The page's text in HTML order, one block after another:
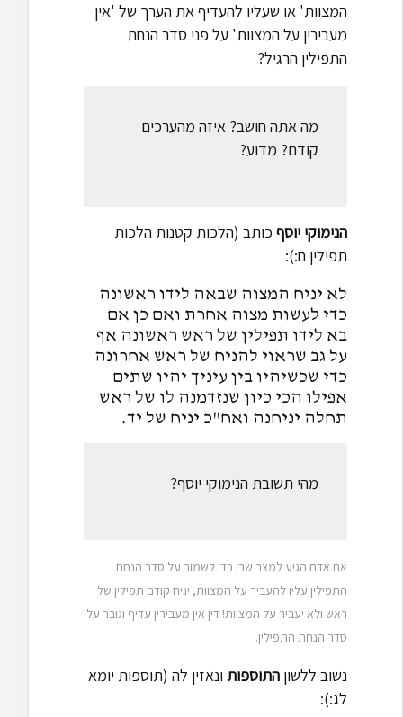
המצוות' או שעליו להעדיף את הערך של 'אין
מעבירין על המצוות' על פני סדר הנחת
התפילין הרגיל?
מה אתה חושב? איזה מהערכים
קודם? מדוע?
הנימוקי יוסף כותב (הלכות קטנות הלכות
תפילין ח:):
לא יניח המצוה שבאה לידו ראשונה
כדי לעשות מצוה אחרת ואם כן אם
בא לידו תפילין של ראש ראשונה אף
על גב שראוי להניח של ראש אחרונה
כדי שכשיהיו בין עיניך יהיו שתים
אפילו הכי כיון שנזדמנה לו של ראש
תחלה יניחנה ואח"כ יניח של יד.
מהי תשובת הנימוקי יוסף?
אם אדם הגיע למצב שבו כדי לשמור על סדר הנחת
התפילין עליו להעביר על המצוות, יניח קודם תפילין של
ראש ולא יעביר על המצוות! דין אין מעבירין עדיף וגובר על
סדר הנחת התפילין.
נשוב ללשוןהתוספות ונאזין לה (תוספות יומא
לג:):